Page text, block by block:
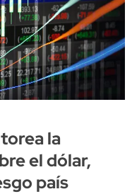
la
el dólar,
país